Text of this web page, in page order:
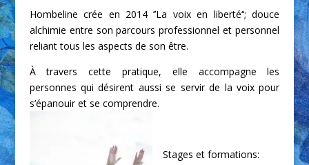
Hombeline crée en 2014 ’’La voix en liberté‘‘; douce
alchimie entre son parcours professionnel et personnel
reliant tous les aspects de son être.
À travers cette pratique, elle accompagne les
personnes qui désirent aussi se servir de la voix pour
s’épanouir et se comprendre.
Stages et formations: